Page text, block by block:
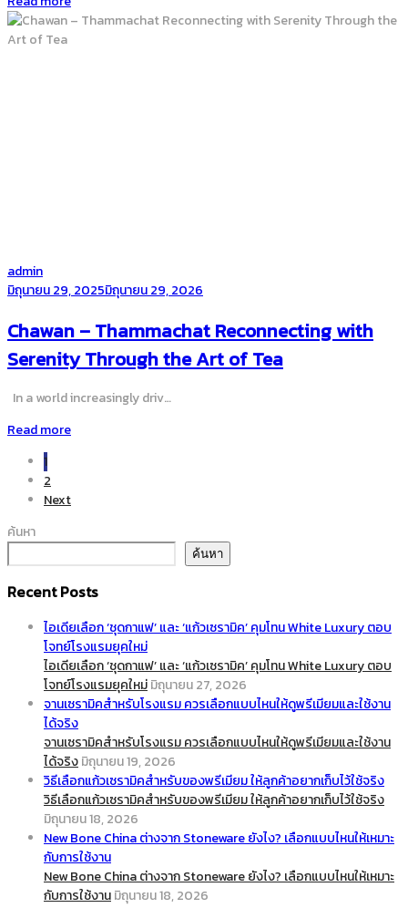
by
admin
Posted
มิถุนายน 29, 2025มิถุนายน 29, 2026
Chawan – Thammachat Reconnecting with
Serenity Through the Art of Tea
In a world increasingly driv…
Read more
1
2
Next
ค้นหา
ค้นหา
Recent Posts
ไอเดียเลือก ‘ชุดกาแฟ’ และ ‘แก้วเซรามิค’ คุมโทน White Luxury ตอบ
โจทย์โรงแรมยุคใหม่
ไอเดียเลือก ‘ชุดกาแฟ’ และ ‘แก้วเซรามิค’ คุมโทน White Luxury ตอบ
โจทย์โรงแรมยุคใหม่มิถุนายน 27, 2026
จานเซรามิคสำหรับโรงแรม ควรเลือกแบบไหนให้ดูพรีเมียมและใช้งาน
ได้จริง
จานเซรามิคสำหรับโรงแรม ควรเลือกแบบไหนให้ดูพรีเมียมและใช้งาน
ได้จริงมิถุนายน 19, 2026
วิธีเลือกแก้วเซรามิคสำหรับของพรีเมียม ให้ลูกค้าอยากเก็บไว้ใช้จริง
วิธีเลือกแก้วเซรามิคสำหรับของพรีเมียม ให้ลูกค้าอยากเก็บไว้ใช้จริง
มิถุนายน 18, 2026
New Bone China ต่างจาก Stoneware ยังไง? เลือกแบบไหนให้เหมาะ
กับการใช้งาน
New Bone China ต่างจาก Stoneware ยังไง? เลือกแบบไหนให้เหมาะ
กับการใช้งานมิถุนายน 18, 2026